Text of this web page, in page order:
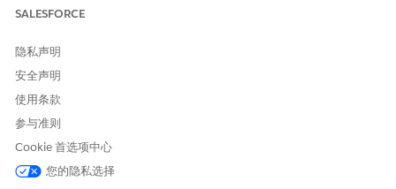
SALESFORCE
隐私声明
安全声明
使用条款
参与准则
Cookie 首选项中心
您的隐私选择